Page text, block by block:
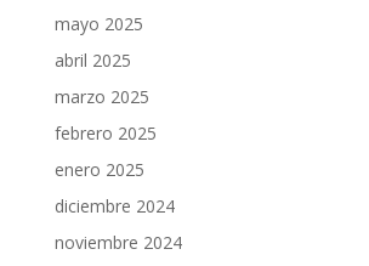
mayo 2025
abril 2025
marzo 2025
febrero 2025
enero 2025
diciembre 2024
noviembre 2024